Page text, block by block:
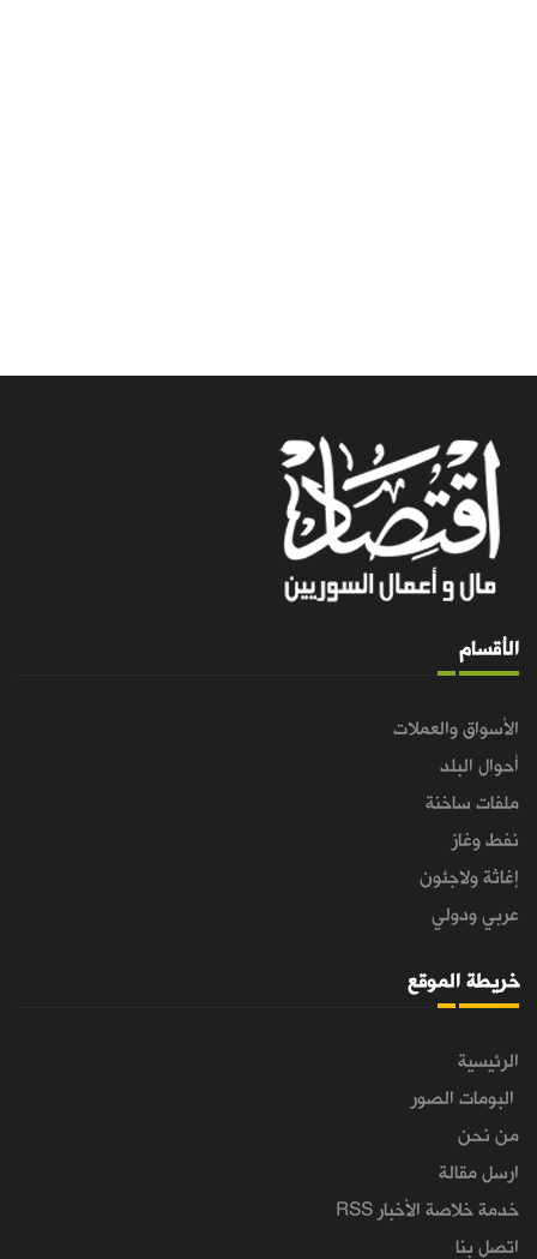
الأقسام
الأسواق والعملات
أحوال البلد
ملفات ساخنة
نفط وغاز
إغاثة ولاجئون
عربي ودولي
خريطة الموقع
الرئيسية
البومات الصور
من نحن
ارسل مقالة
خدمة خلاصة الأخبار RSS
اتصل بنا